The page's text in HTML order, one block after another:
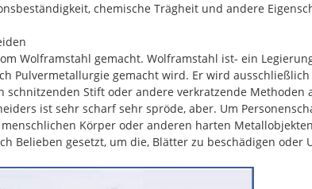
chemische Trägheit und andere
Wolframstahl gemacht. Wolframstahl ist- ein
Pulvermetallurgie gemacht wird. Er wird
Stift oder andere verkratzende Methoden
ist sehr scharf sehr spröde, aber. Um
Körper oder anderen harten
Belieben gesetzt, um die, Blätter zu beschädigen oder